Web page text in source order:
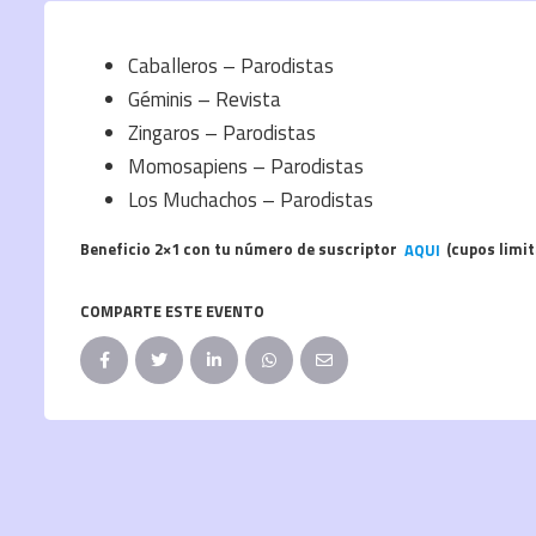
Caballeros – Parodistas
Géminis – Revista
Zingaros – Parodistas
Momosapiens – Parodistas
Los Muchachos – Parodistas
Beneficio 2×1 con tu número de suscriptor AQUI (cupos
COMPARTE ESTE EVENTO